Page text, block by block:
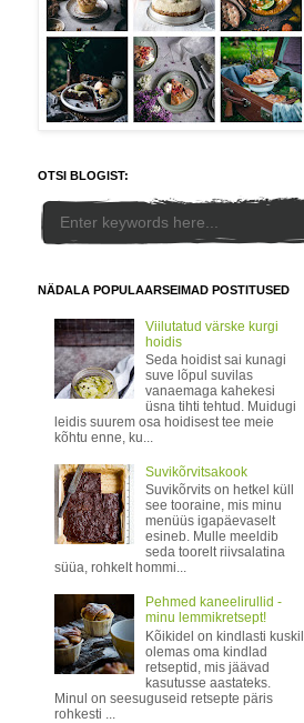
OTSI BLOGIST:
NÄDALA POPULAARSEIMAD POSTITUSED
Viilutatud värske kurgi
hoidis
Seda hoidist sai kunagi
suve lõpul suvilas
vanaemaga kahekesi
üsna tihti tehtud. Muidugi
leidis suurem osa hoidisest tee meie
kõhtu enne, ku...
Suvikõrvitsakook
Suvikõrvits on hetkel küll
see tooraine, mis minu
menüüs igapäevaselt
esineb. Mulle meeldib
seda toorelt riivsalatina
süüa, rohkelt hommi...
Pehmed kaneelirullid -
minu lemmikretsept!
Kõikidel on kindlasti kuskil
olemas oma kindlad
retseptid, mis jäävad
kasutusse aastateks.
Minul on seesuguseid retsepte päris
rohkesti ...